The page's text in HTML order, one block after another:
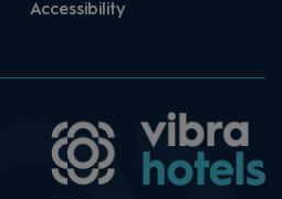
Accessibility